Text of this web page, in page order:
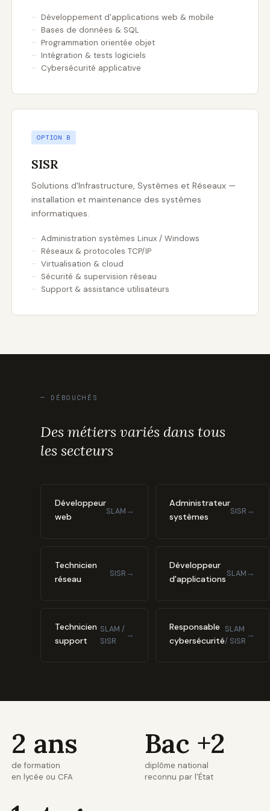
Développement d'applications web & mobile
Bases de données & SQL
Programmation orientée objet
Intégration & tests logiciels
Cybersécurité applicative
OPTION B
SISR
Solutions d'Infrastructure, Systèmes et Réseaux —
installation et maintenance des systèmes
informatiques.
Administration systèmes Linux / Windows
Réseaux & protocoles TCP/IP
Virtualisation & cloud
Sécurité & supervision réseau
Support & assistance utilisateurs
— DÉBOUCHÉS
Des métiers variés dans tous
les secteurs
Développeur
web
SLAM →
Administrateur
systèmes
SISR →
Technicien
réseau
SISR →
Développeur
d'applicationsSLAM →
Technicien
support
SLAM /
SISR
→
Responsable
cybersécurité
SLAM
/ SISR
→
2 ans
de formation
en lycée ou CFA
Bac +2
diplôme national
reconnu par l'État